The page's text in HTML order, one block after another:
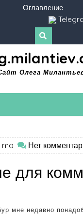
Оглавление
Олега
mo Нет
для
мне недавно